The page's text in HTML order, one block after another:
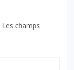
Les champs